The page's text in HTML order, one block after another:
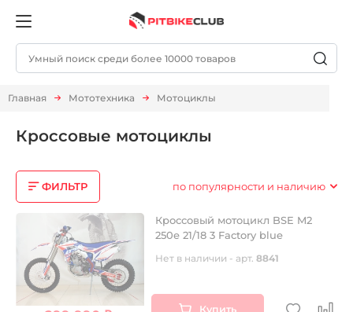
Главная Мототехника Мотоциклы
Кроссовые мотоциклы
ФИЛЬТР по популярности и наличию
Кроссовый мотоцикл BSE M2
250e 21/18 3 Factory blue
Нет в наличии - арт.8841
Купить